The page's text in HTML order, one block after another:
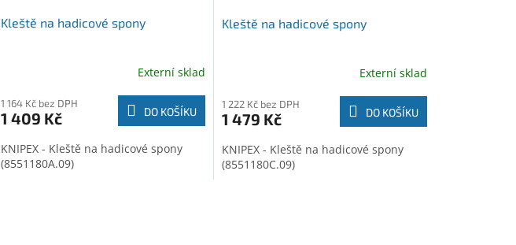
Kleště na hadicové spony
Externí sklad
1 164 Kč bez DPH
1 409 Kč DO KOŠÍKU
KNIPEX - Kleště na hadicové spony
(8551180A.09)
Kleště na hadicové spony
Externí sklad
1 222 Kč bez DPH
1 479 Kč DO KOŠÍKU
KNIPEX - Kleště na hadicové spony
(8551180C.09)